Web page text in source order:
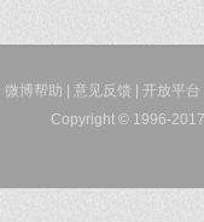
微博帮助 意见反馈 开放平台
Copyright © 1996-